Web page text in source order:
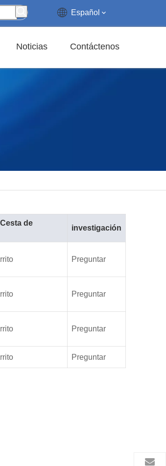
Español
Noticias Contáctenos
de
investigación
Preguntar
Preguntar
Preguntar
Preguntar